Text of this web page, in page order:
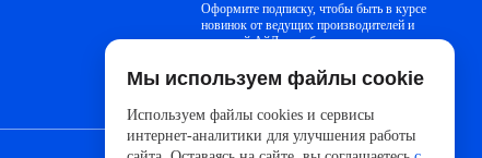
Оформите подписку, чтобы быть в курсе
новинок от ведущих производителей и
новостей АйДистрибьют
Мы используем файлы cookie
Используем файлы cookies и сервисы
интернет-аналитики для улучшения работы